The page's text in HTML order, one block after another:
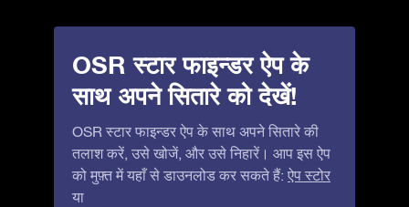
OSR स्टार फाइन्डर ऐप के
साथ अपने सितारे को देखें!
OSR स्टार फाइन्डर ऐप के साथ अपने सितारे की
तलाश करें, उसे खोजें, और उसे निहारें। आप इस ऐप
को मुफ़्त में यहाँ से डाउनलोड कर सकते हैं: ऐप स्टोर
या